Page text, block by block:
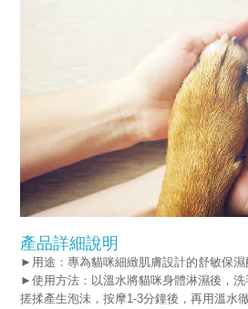
產品詳細說明
►用途：專為貓咪細緻肌膚設計的舒敏保濕
►使用方法：以溫水將貓咪身體淋濕後，
搓揉產生泡沬，按摩1-3分鐘後 ， 再用溫水